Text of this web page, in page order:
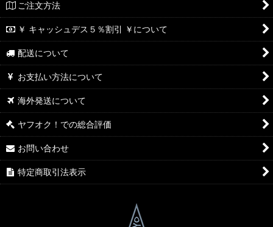
ご注文方法
￥ キャッシュデス５％割引 ￥について
配送について
お支払い方法について
海外発送について
ヤフオク！での総合評価
お問い合わせ
特定商取引法表示